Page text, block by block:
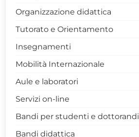
Organizzazione didattica
Tutorato e Orientamento
Insegnamenti
Archivio Insegnamenti
Mobilità Internazionale
Aule e laboratori
Servizi on-line
Bandi per studenti e dottorandi
Bandi didattica